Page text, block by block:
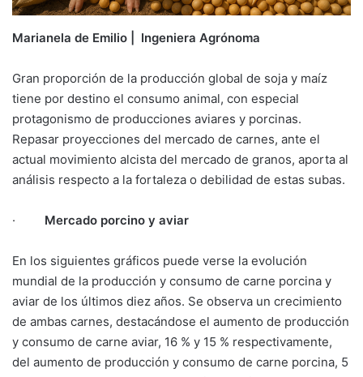
Marianela de Emilio | Ingeniera Agrónoma
Gran proporción de la producción global de soja y maíz
tiene por destino el consumo animal, con especial
protagonismo de producciones aviares y porcinas.
Repasar proyecciones del mercado de carnes, ante el
actual movimiento alcista del mercado de granos, aporta al
análisis respecto a la fortaleza o debilidad de estas subas.
· Mercado porcino y aviar
En los siguientes gráficos puede verse la evolución
mundial de la producción y consumo de carne porcina y
aviar de los últimos diez años. Se observa un crecimiento
de ambas carnes, destacándose el aumento de producción
y consumo de carne aviar, 16 % y 15 % respectivamente,
del aumento de producción y consumo de carne porcina, 5